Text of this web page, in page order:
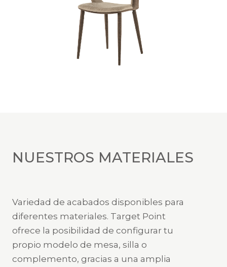
NUESTROS MATERIALES
Variedad de acabados disponibles para
diferentes materiales. Target Point
ofrece la posibilidad de configurar tu
propio modelo de mesa, silla o
complemento, gracias a una amplia